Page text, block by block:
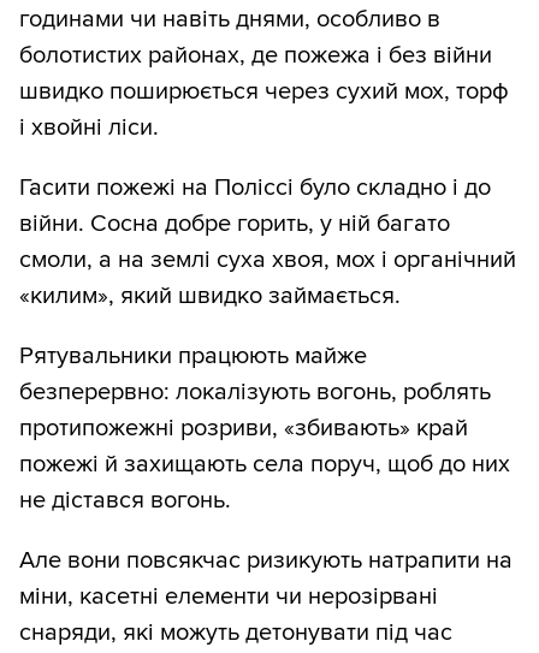
годинами чи навіть днями, особливо в
болотистих районах, де пожежа і без війни
швидко поширюється через сухий мох, торф
і хвойні ліси.
Гасити пожежі на Поліссі було складно і до
війни. Сосна добре горить, у ній багато
смоли, а на землі суха хвоя, мох і органічний
«килим», який швидко займається.
Рятувальники працюють майже
безперервно: локалізують вогонь, роблять
протипожежні розриви, «збивають» край
пожежі й захищають села поруч, щоб до них
не дістався вогонь.
Але вони повсякчас ризикують натрапити на
міни, касетні елементи чи нерозірвані
снаряди, які можуть детонувати під час